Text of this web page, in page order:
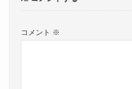
コメント ※